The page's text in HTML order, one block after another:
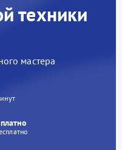
техники
мастера